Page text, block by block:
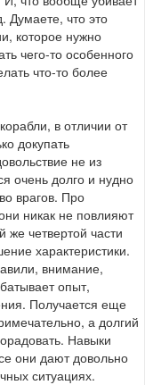
Думаете, что это
которое нужно
чего-то особенного
что-то более
в отличии от
докупать
не из
очень долго и нудно
врагов. Про
никак не повлияют
же четвертой части
характеристики.
внимание,
опыт,
Получается еще
а долгий
Навыки
они дают довольно
ситуациях.